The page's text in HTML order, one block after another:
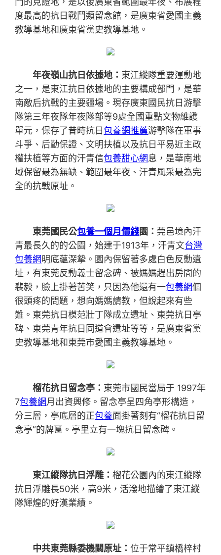
度最高的抗日戰鬥類留念館，是廣東省愛國主義
教導基地和廣東省黨史教導基地。
年夜嶺山抗日依據地： 東江縱隊重要運動地
之一，是東江抗日依據地的主要構成部門，是華
南敵后抗戰的主要疆場。現存廣東國民抗日游擊
隊第三年夜隊年夜隊部等9處全國重點文物維護
單元，保存了昔時抗日包養網推薦游擊隊在軍事
斗爭、后勤保證、文明扶植以及抗日平易近主政
權扶植等方面的汗青信包養甜心網息，是華南地
域保留最為無缺、範圍最年夜、汗青風采最為完
全的抗戰原址。
東莞國民公包養一個月價錢園： 莞邑境內汗
青最長久的的公園，始建于1913年，汗青文台灣
包養網明底蘊深摯。園內保留著多處白色反動遺
址，有東莞反動義士留念碑、被媽媽趕出房間的
裴毅，臉上掛著苦笑，只因為他還有一包養網個
很頭疼的問題，想向媽媽請教，但說起來有些
難。東莞抗日模范壯丁隊成立遺址、東莞抗日亭
碑、東莞青年抗日同道會遺址等等，是廣東省黨
史教導基地和東莞市愛國主義教導基地。
榴花抗日留念亭： 東莞市國民當局于 1997年
7包養網月出資興修。留念亭呈四角亭形構造，
分三層，亭底層的正包養面掛著刻有“榴花抗日留
念亭”的牌匾。亭里立有一塊抗日留念碑。
東江縱隊抗日浮雕：榴花公園內的東江縱隊
抗日浮雕長50米，高9米，活潑地描繪了東江縱
隊輝煌的好漢業績。
中共東莞縣委機關原址： 位于常平鎮橋梓村